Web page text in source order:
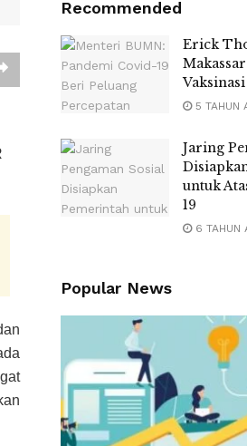
Recommended
Erick
Vaksinasi
5 TAHUN
Jaring
untuk
19
6 TAHUN
Popular News